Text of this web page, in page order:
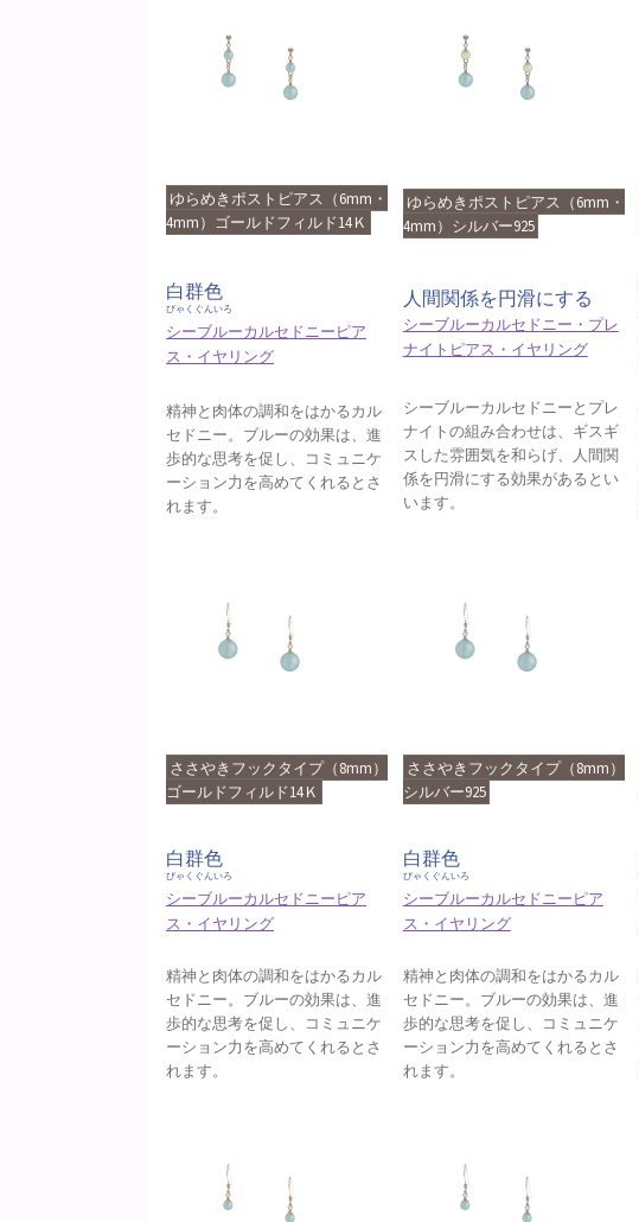
ゆらめきポストピアス（6mm・
4mm）ゴールドフィルド14Ｋ
白群色
びゃくぐんいろ
シーブルーカルセドニーピア
ス・イヤリング
精神と肉体の調和をはかるカル
セドニー。ブルーの効果は、進
歩的な思考を促し、コミュニケ
ーション力を高めてくれるとさ
れます。
ゆらめきポストピアス（6mm・
4mm）シルバー925
人間関係を円滑にする
シーブルーカルセドニー・プレ
ナイトピアス・イヤリング
シーブルーカルセドニーとプレ
ナイトの組み合わせは、ギスギ
スした雰囲気を和らげ、人間関
係を円滑にする効果があるとい
います。
ささやきフックタイプ（8mm）
ゴールドフィルド14Ｋ
白群色
びゃくぐんいろ
シーブルーカルセドニーピア
ス・イヤリング
精神と肉体の調和をはかるカル
セドニー。ブルーの効果は、進
歩的な思考を促し、コミュニケ
ーション力を高めてくれるとさ
れます。
ささやきフックタイプ（8mm）
シルバー925
白群色
びゃくぐんいろ
シーブルーカルセドニーピア
ス・イヤリング
精神と肉体の調和をはかるカル
セドニー。ブルーの効果は、進
歩的な思考を促し、コミュニケ
ーション力を高めてくれるとさ
れます。